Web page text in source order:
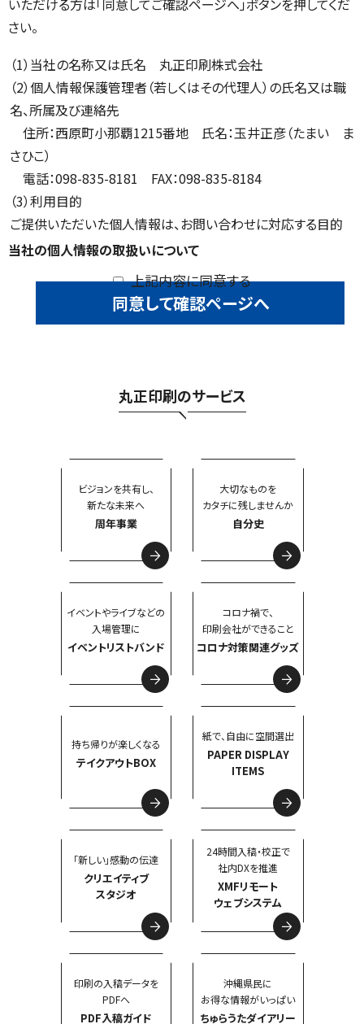
いただける方は「同意してご確認ページへ」ボタンを押してくだ
さい。
（1）当社の名称又は氏名 丸正印刷株式会社
（2）個人情報保護管理者（若しくはその代理人）の氏名又は職
名、所属及び連絡先
住所：西原町小那覇1215番地 氏名：玉井正彦（たまい ま
さひこ）
電話：098-835-8181 FAX：098-835-8184
（3）利用目的
ご提供いただいた個人情報は、お問い合わせに対応する目的
のみに使用し、お客様本人の事前許可なしに下記以外の目的
で使用することは一切ございません。
（4）個人情報を第三者に提供することはありません
（5）個人情報の取扱いの委託を行うことはありません
のみ、開示、内容訂正、追加または削除、利用の停止、消去及び
ため、氏名、住所、電話番号等を確認させていただきます。
また、ご請求に応じられない合理的な理由がある場合には、速
やかにその旨をご説明いたします。
さらに、当社は個人情報を第三者に提供した場合には、個人情
報保護法その他の法令に基づき、当該提供に関する記録を作
成し、適切に保存いたします。
ご本人から当該第三者提供に関する記録の開示を求められた
場合には、法令に定める範囲において、遅滞なく対応いたしま
苦情・相談・開示担当窓口：丸正印刷株式会社 玉井 正彦
（たまい まさひこ）
e-mail:info-web@marumasa-printing.com
（7）お問い合わせにおいて必須事項を提供頂けない場合は、弊
社からのご回答が出来ない場合があります。
（8）本サービスでは、お客様のコンピュータにクッキ（Cookie）
と呼ぶ情報をブラウザーに送り、これにアクセスする場合があり
ます。クッキーは、お客様により良いサービスを提供するために
のみに使用いたします。なお、クッキーの受け入れをご希望さ
れない場合は、ブラウザーの設定で変更いただけます。ただし、
その場合は、一部サービスを受けられない場合がありますの
で、ご了承ください。
個人情報の取扱いに関する問合せ先
丸正印刷株式会社
当社の個人情報の取扱いについて
上記内容に同意する
丸正印刷のサービス
ビジョンを共有し、
新たな未来へ
周年事業
大切なものを
カタチに残しませんか
自分史
イベントやライブなどの
入場管理に
イベントリストバンド
コロナ禍で、
印刷会社ができること
コロナ対策関連グッズ
持ち帰りが楽しくなる
テイクアウトBOX
紙で、自由に空間選出
PAPER DISPLAY
ITEMS
「新しい」感動の伝達
クリエイティブ
スタジオ
24時間入稿・校正で
社内DXを推進
XMFリモート
ウェブシステム
印刷の入稿データを
PDFへ
PDF入稿ガイド
沖縄県民に
お得な情報がいっぱい
ちゅらうたダイアリー